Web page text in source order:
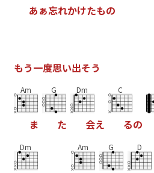
あぁ忘れかけたもの
もう一度思い出そう
Am
ま
G
た
Dm
会え
C
るの
Dm Am G D